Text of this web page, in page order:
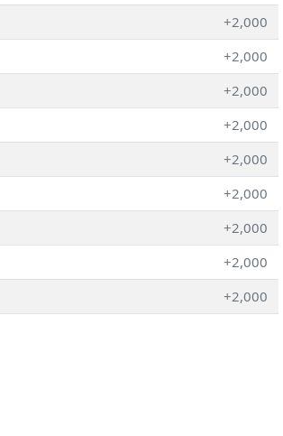
+2,000
+2,000
+2,000
+2,000
+2,000
+2,000
+2,000
+2,000
+2,000